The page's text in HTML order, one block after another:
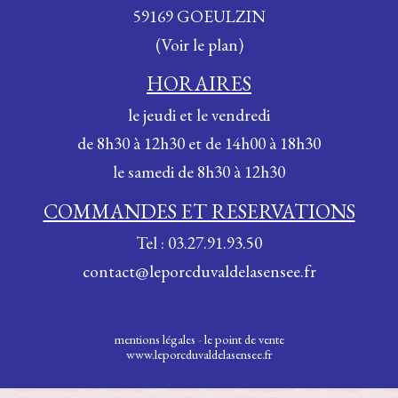
59169 GOEULZIN
(Voir le plan)
HORAIRES
le jeudi et le vendredi
de 8h30 à 12h30 et de 14h00 à 18h30
le samedi de 8h30 à 12h30
COMMANDES ET RESERVATIONS
Tel : 03.27.91.93.50
contact@leporcduvaldelasensee.fr
mentions légales -le point de vente
www.leporcduvaldelasensee.fr